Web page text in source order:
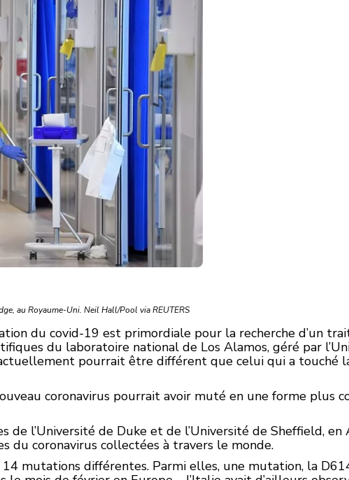
au Royaume-Uni. Neil Hall/Pool via REUTERS
du covid-19 est primordiale pour la recherche d’un
du laboratoire national de Los Alamos, géré par
pourrait être différent que celui qui a touché
coronavirus pourrait avoir muté en une forme plus
de l’Université de Duke et de l’Université de Sheffield,
du coronavirus collectées à travers le monde.
mutations différentes. Parmi elles, une mutation, la